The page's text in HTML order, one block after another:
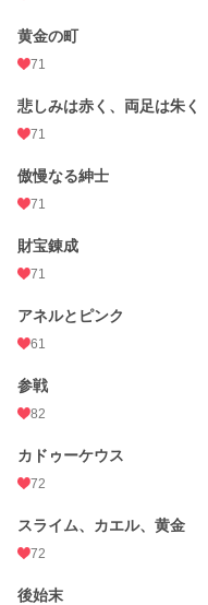
黄金の町
71
悲しみは赤く、両足は朱く
71
傲慢なる紳士
71
財宝錬成
71
アネルとピンク
61
参戦
82
カドゥーケウス
72
スライム、カエル、黄金
72
後始末